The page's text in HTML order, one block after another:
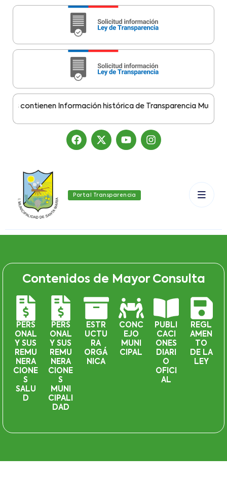
contienen Información histórica de Transparencia Municipal
Portal Transparencia
Contenidos de Mayor Consulta
PERS
ONAL
Y SUS
REMU
NERA
CIONE
S
SALU
D
PERS
ONAL
Y SUS
REMU
NERA
CIONE
S
MUNI
CIPALI
DAD
ESTR
UCTU
RA
ORGÁ
NICA
CONC
EJO
MUNI
CIPAL
PUBLI
CACI
ONES
DIARI
O
OFICI
AL
REGL
AMEN
TO
DE LA
LEY